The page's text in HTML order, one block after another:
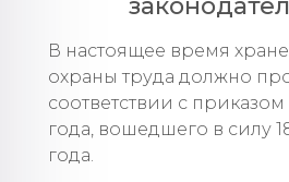
В настоящее время
охраны труда должно
соответствии с
года, вошедшего в силу
года.